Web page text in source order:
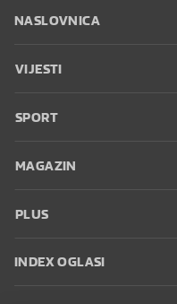
NASLOVNICA
VIJESTI
SPORT
MAGAZIN
PLUS
INDEX OGLASI